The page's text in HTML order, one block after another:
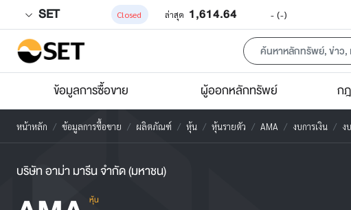
SET Closed ล่าสุด 1,614.64 - (-)
ข้อมูลการซื้อขาย ผู้ออกหลักทรัพย์ ก
หน้าหลัก ข้อมูลการซื้อขาย ผลิตภัณฑ์ หุ้น หุ้นรายตัว AMA งบการเงิน ง
บริษัท อาม่า มารีน จำกัด (มหาชน)
หุ้น